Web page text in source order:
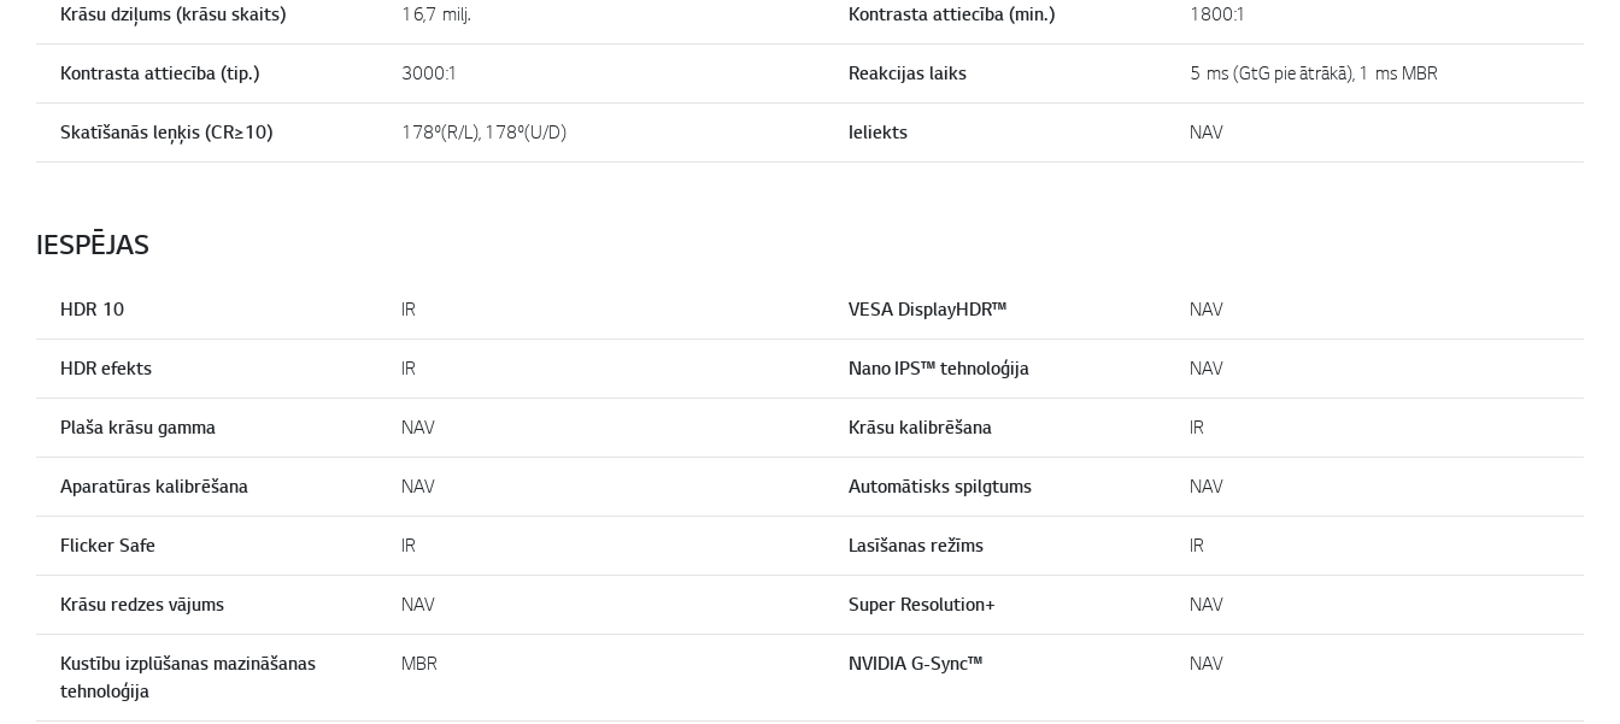
Krāsu dziļums (krāsu skaits) 16,7 milj. Kontrasta attiecība (min.) 1800:1
Kontrasta attiecība (tip.) 3000:1 Reakcijas laiks 5 ms (GtG pie ātrākā), 1 ms MBR
Skatīšanās leņķis (CR≥10) 178º(R/L), 178º(U/D) Ieliekts NAV
IESPĒJAS
HDR 10 IR VESA DisplayHDR™ NAV
HDR efekts IR Nano IPS™ tehnoloģija NAV
Plaša krāsu gamma NAV Krāsu kalibrēšana IR
Aparatūras kalibrēšana NAV Automātisks spilgtums NAV
Flicker Safe IR Lasīšanas režīms IR
Krāsu redzes vājums NAV Super Resolution+ NAV
Kustību izplūšanas mazināšanas
tehnoloģija
MBR NVIDIA G-Sync™ NAV